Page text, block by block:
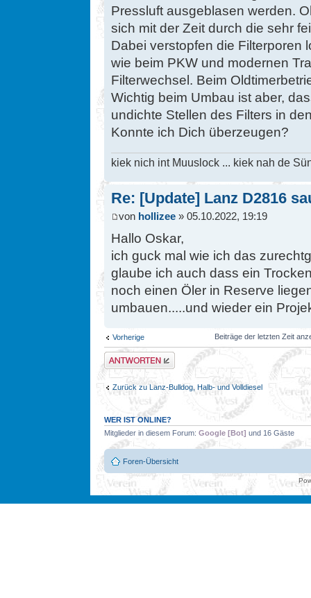
Pressluft ausgeblasen werden.
sich mit der Zeit durch die sehr
Dabei verstopfen die Filterporen
wie beim PKW und modernen
Filterwechsel. Beim
Wichtig beim Umbau ist aber,
undichte Stellen des Filters in
Konnte ich Dich überzeugen?
kiek nich int Muuslock ... kiek nah de
Re: [Update] Lanz D2816
von hollizee » 05.10.2022, 19:19
Hallo Oskar,
ich guck mal wie ich das
glaube ich auch dass ein
noch einen Öler in Reserve
umbauen.....und wieder ein
Vorherige Beiträge der letzten Zeit
Antwort erstellen
Zurück zu Lanz-Bulldog, Halb- und Volldiesel
WER IST ONLINE?
Mitglieder in diesem Forum: Google [Bot] und 16 Gäste
Foren-Übersicht